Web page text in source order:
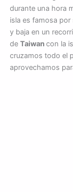
durante una hora
isla es famosa
y baja en un
de Taiwancon la
cruzamos todo el
aprovechamos